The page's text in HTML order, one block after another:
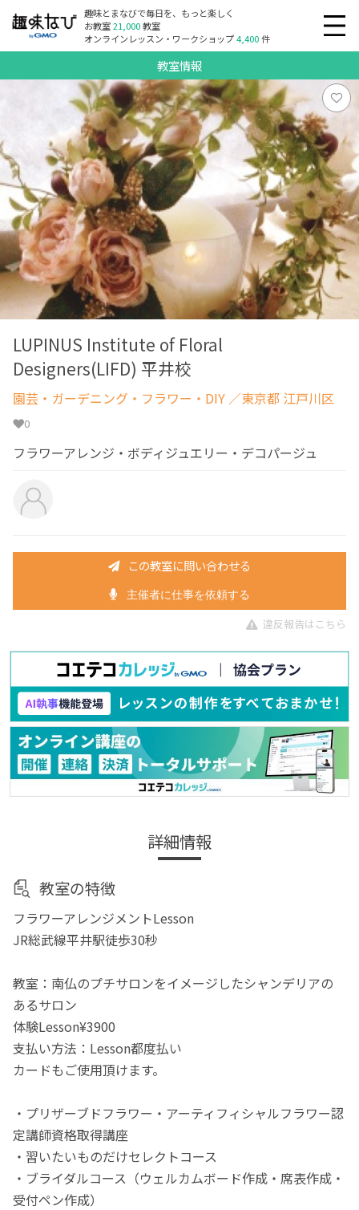
趣味とまなびで毎日を、もっと楽しく
お教室21,000教室
オンラインレッスン・ワークショップ4,400件
教室情報
LUPINUS Institute of Floral
Designers(LIFD) 平井校
園芸・ガーデニング・フラワー・DIY ／東京都 江戸川区
0
フラワーアレンジ・ボディジュエリー・デコパージュ
この教室に問い合わせる
主催者に仕事を依頼する
違反報告はこちら
詳細情報
教室の特徴
フラワーアレンジメントLesson
JR総武線平井駅徒歩30秒
教室：南仏のプチサロンをイメージしたシャンデリアの
あるサロン
体験Lesson¥3900
支払い方法：Lesson都度払い
カードもご使用頂けます。
・プリザーブドフラワー・アーティフィシャルフラワー認
定講師資格取得講座
・習いたいものだけセレクトコース
・ブライダルコース（ウェルカムボード作成・席表作成・
受付ペン作成）